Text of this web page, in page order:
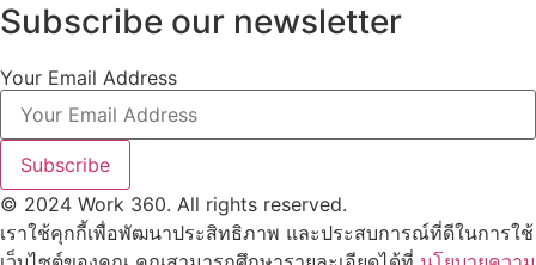
Subscribe our newsletter
Your Email Address
Subscribe
© 2024 Work 360. All rights reserved.
เราใช้คุกกี้เพื่อพัฒนาประสิทธิภาพ และประสบการณ์ที่ดีในการใช้